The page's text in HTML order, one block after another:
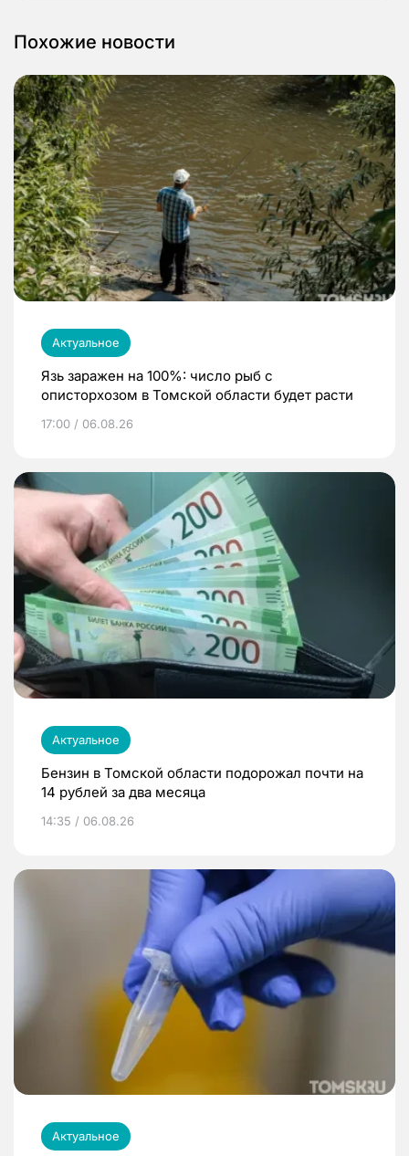
Похожие новости
Актуальное
Язь заражен на 100%: число рыб с
описторхозом в Томской области будет расти
17:00 / 06.08.26
Актуальное
Бензин в Томской области подорожал почти на
14 рублей за два месяца
14:35 / 06.08.26
Актуальное